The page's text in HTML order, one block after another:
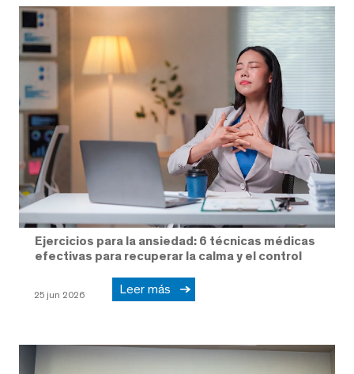
Ejercicios para la ansiedad: 6 técnicas médicas
efectivas para recuperar la calma y el control
25 jun 2026 Leer más